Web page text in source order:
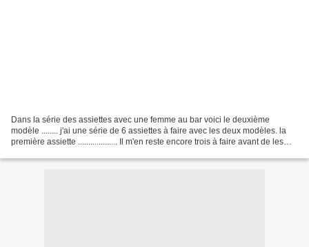
Dans la série des assiettes avec une femme au bar voici le deuxième
modèle ........ j'ai une série de 6 assiettes à faire avec les deux modèles. la
première assiette ................... Il m'en reste encore trois à faire avant de les